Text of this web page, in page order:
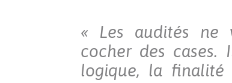
« Les audités ne
cocher des cases.
logique, la